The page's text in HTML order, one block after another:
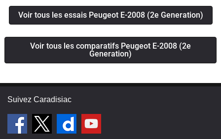
Voir tous les essais Peugeot E-2008 (2e Generation)
Voir tous les comparatifs Peugeot E-2008 (2e
Generation)
Suivez Caradisiac